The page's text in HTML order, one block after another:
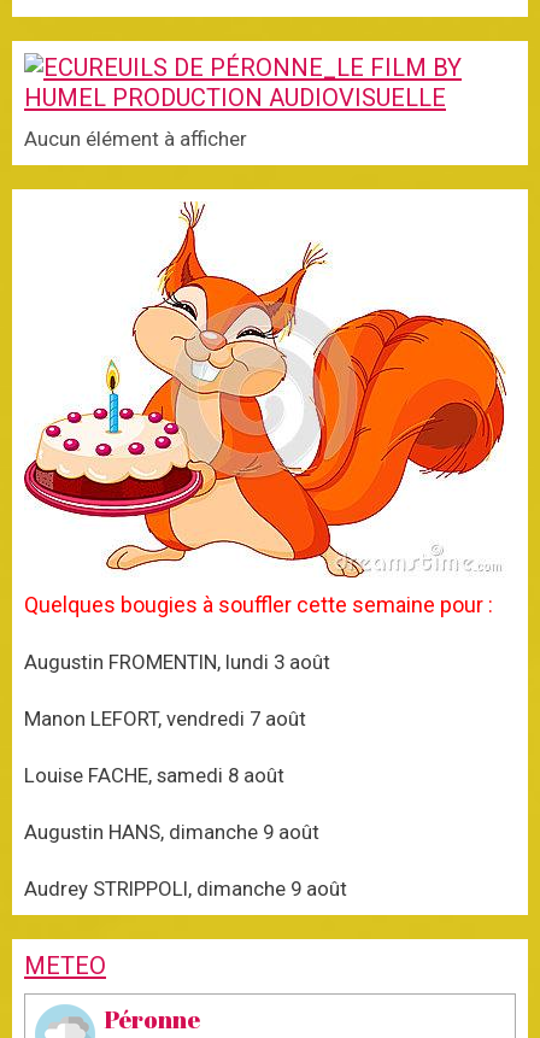
Aucun élément à afficher
Quelques bougies à souffler cette semaine pour :
Augustin FROMENTIN, lundi 3 août
Manon LEFORT, vendredi 7 août
Louise FACHE, samedi 8 août
Augustin HANS, dimanche 9 août
Audrey STRIPPOLI, dimanche 9 août
METEO
Péronne